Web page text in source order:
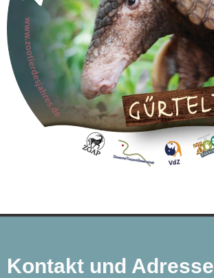
Kontakt und Adresse